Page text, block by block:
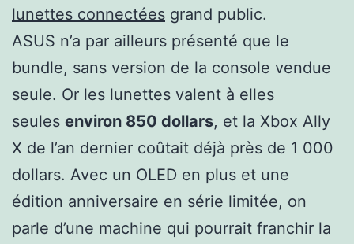
lunettes connectées grand public.
ASUS n’a par ailleurs présenté que le
bundle, sans version de la console vendue
seule. Or les lunettes valent à elles
seules environ 850 dollars, et la Xbox Ally
X de l’an dernier coûtait déjà près de 1 000
dollars. Avec un OLED en plus et une
édition anniversaire en série limitée, on
parle d’une machine qui pourrait franchir la